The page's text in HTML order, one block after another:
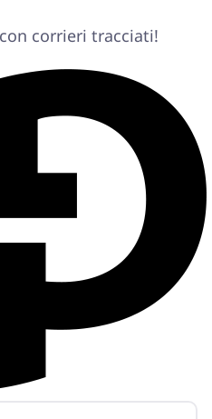
corrieri tracciati!